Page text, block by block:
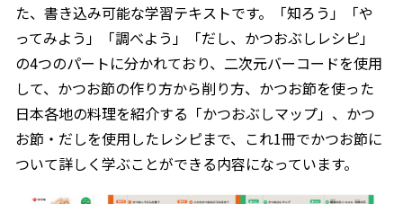
た、書き込み可能な学習テキストです。「知ろう」「や
ってみよう」「調べよう」「だし、かつおぶしレシピ」
の4つのパートに分かれており、二次元バーコードを使用
して、かつお節の作り方から削り方、かつお節を使った
日本各地の料理を紹介する「かつおぶしマップ」、かつ
お節・だしを使用したレシピまで、これ1冊でかつお節に
ついて詳しく学ぶことができる内容になっています。